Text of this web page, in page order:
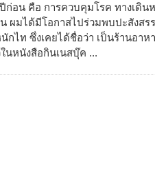
ก่อน คือ การควบคุมโรค ทางเดิน
ผมได้มีโอกาสไปร่วมพบปะสังสร
ไท ซึ่งเคยได้ชื่อว่า เป็นร้านอา
นหนังสือกินเนสบุ๊ค ...